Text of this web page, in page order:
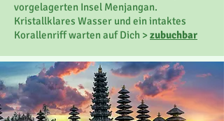
vorgelagerten Insel Menjangan.
Kristallklares Wasser und ein intaktes
Korallenriff warten auf Dich >zubuchbar